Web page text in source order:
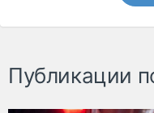
Публикации